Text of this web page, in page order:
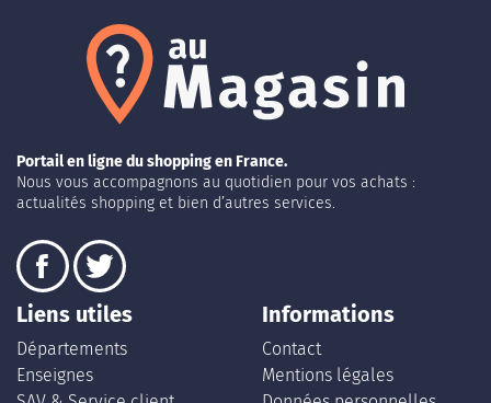
Portail en ligne du shopping en France.
Nous vous accompagnons au quotidien pour vos achats :
actualités shopping et bien d’autres services.
Liens utiles
Départements
Enseignes
Informations
Contact
Mentions légales